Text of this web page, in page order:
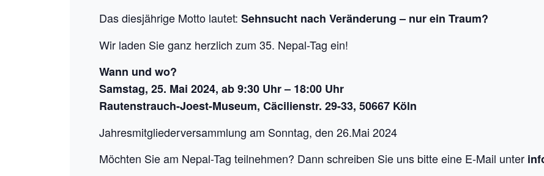
Das diesjährige Motto lautet: Sehnsucht nach Veränderung – nur ein Traum?
Wir laden Sie ganz herzlich zum 35. Nepal-Tag ein!
Wann und wo?
Samstag, 25. Mai 2024, ab 9:30 Uhr – 18:00 Uhr
Rautenstrauch-Joest-Museum, Cäcilienstr. 29-33, 50667 Köln
Jahresmitgliederversammlung am Sonntag, den 26.Mai 2024
Möchten Sie am Nepal-Tag teilnehmen? Dann schreiben Sie uns bitte eine E-Mail unter